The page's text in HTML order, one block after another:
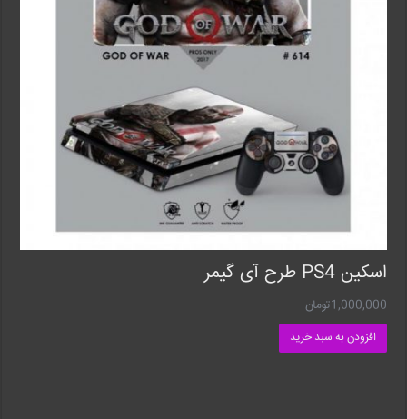
اسکین PS4 طرح آی گیمر
1,000,000تومان
افزودن به سبد خرید